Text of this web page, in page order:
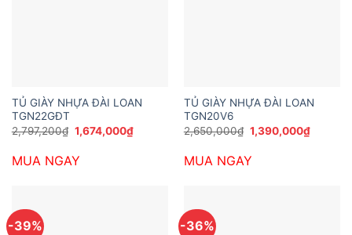
TỦ GIÀY NHỰA ĐÀI LOAN
TGN22GĐT
2,797,200₫ Giá
gốc
2,797,200₫.
1,674,000₫Giá
hiện
MUA NGAY
TỦ GIÀY NHỰA ĐÀI LOAN
TGN20V6
2,650,000₫ Giá
gốc
2,650,000₫.
1,390,000₫Giá
hiện
MUA NGAY
-39% -36%